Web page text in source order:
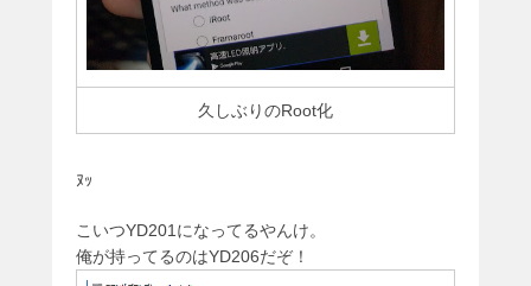
久しぶりのRoot化
ﾇｯ
こいつYD201になってるやんけ。
俺が持ってるのはYD206だぞ！